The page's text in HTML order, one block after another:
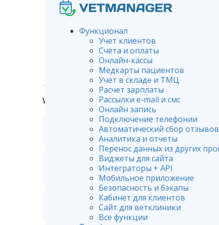
Функционал
Учет клиентов
Счета и оплаты
Онлайн-кассы
Медкарты пациентов
Учет в складе и ТМЦ
Расчет зарплаты
Рассылки e-mail и смс
Онлайн запись
Подключение телефонии
Автоматический сбор отзывов
Аналитика и отчеты
Перенос данных из других
Виджеты для сайта
Интеграторы + API
Мобильное приложение
Безопасность и бэкапы
Кабинет для клиентов
Сайт для ветклиники
Все функции
Wiki Товары и услуги. Прайс-лист
Добавление в программу
Установление цены на товар
Печать прайс-листа на товары